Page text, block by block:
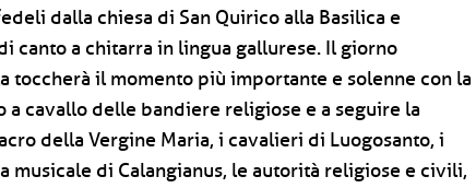
dalla chiesa di San Quirico alla Basilica e
canto a chitarra in lingua gallurese. Il giorno
toccherà il momento più importante e solenne con la
a cavallo delle bandiere religiose e a seguire la
della Vergine Maria, i cavalieri di Luogosanto, i
musicale di Calangianus, le autorità religiose e civili,